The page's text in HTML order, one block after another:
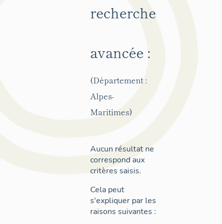
recherche
avancée :
(Département :
Alpes-
Maritimes)
Aucun résultat ne
correspond aux
critères saisis.
Cela peut
s'expliquer par les
raisons suivantes :